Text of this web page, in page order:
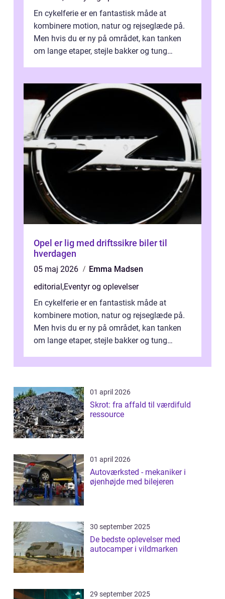
En cykelferie er en fantastisk måde at
kombinere motion, natur og rejseglæde på.
Men hvis du er ny på området, kan tanken
om lange etaper, stejle bakker og tung
Opel er lig med driftssikre biler til
hverdagen
05 maj 2026
Emma Madsen
editorial,Eventyr og oplevelser
En cykelferie er en fantastisk måde at
kombinere motion, natur og rejseglæde på.
Men hvis du er ny på området, kan tanken
om lange etaper, stejle bakker og tung
01 april 2026
Skrot: fra affald til værdifuld
ressource
01 april 2026
Autoværksted - mekaniker i
øjenhøjde med bilejeren
30 september 2025
De bedste oplevelser med
autocamper i vildmarken
29 september 2025